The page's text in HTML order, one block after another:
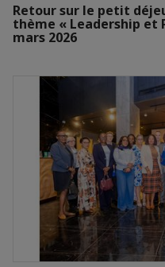
Retour sur le petit
thème « Leadership et
mars 2026